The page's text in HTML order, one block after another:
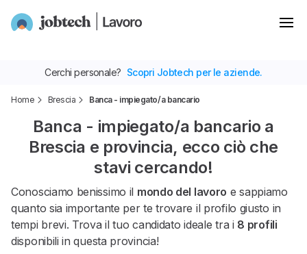
Home Brescia Banca - impiegato/a bancario
Banca - impiegato/a bancario a
Brescia e provincia, ecco ciò che
stavi cercando!
Conosciamo benissimo il mondo del lavoro e sappiamo
quanto sia importante per te trovare il profilo giusto in
tempi brevi. Trova il tuo candidato ideale tra i 8 profili
disponibili in questa provincia!
Cerchi personale? Scopri Jobtech per le aziende.